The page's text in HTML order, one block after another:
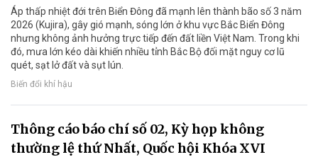
Áp thấp nhiệt đới trên Biển Đông đã mạnh lên thành bão số 3 năm
2026 (Kujira), gây gió mạnh, sóng lớn ở khu vực Bắc Biển Đông
nhưng không ảnh hưởng trực tiếp đến đất liền Việt Nam. Trong khi
đó, mưa lớn kéo dài khiến nhiều tỉnh Bắc Bộ đối mặt nguy cơ lũ
quét, sạt lở đất và sụt lún.
Biến đổi khí hậu
Thông cáo báo chí số 02, Kỳ họp không
thường lệ thứ Nhất, Quốc hội Khóa XVI